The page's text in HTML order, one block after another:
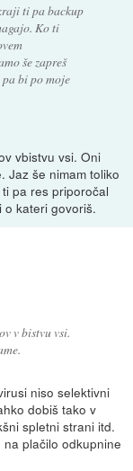
ti pa backup
Ko ti
še zapreš
pa bi po moje
vbistvu vsi. Oni
Jaz še nimam toliko
pa res priporočal
o kateri govoriš.
v bistvu vsi.
niso selektivni
dobiš tako v
spletni strani itd.
plačilo odkupnine